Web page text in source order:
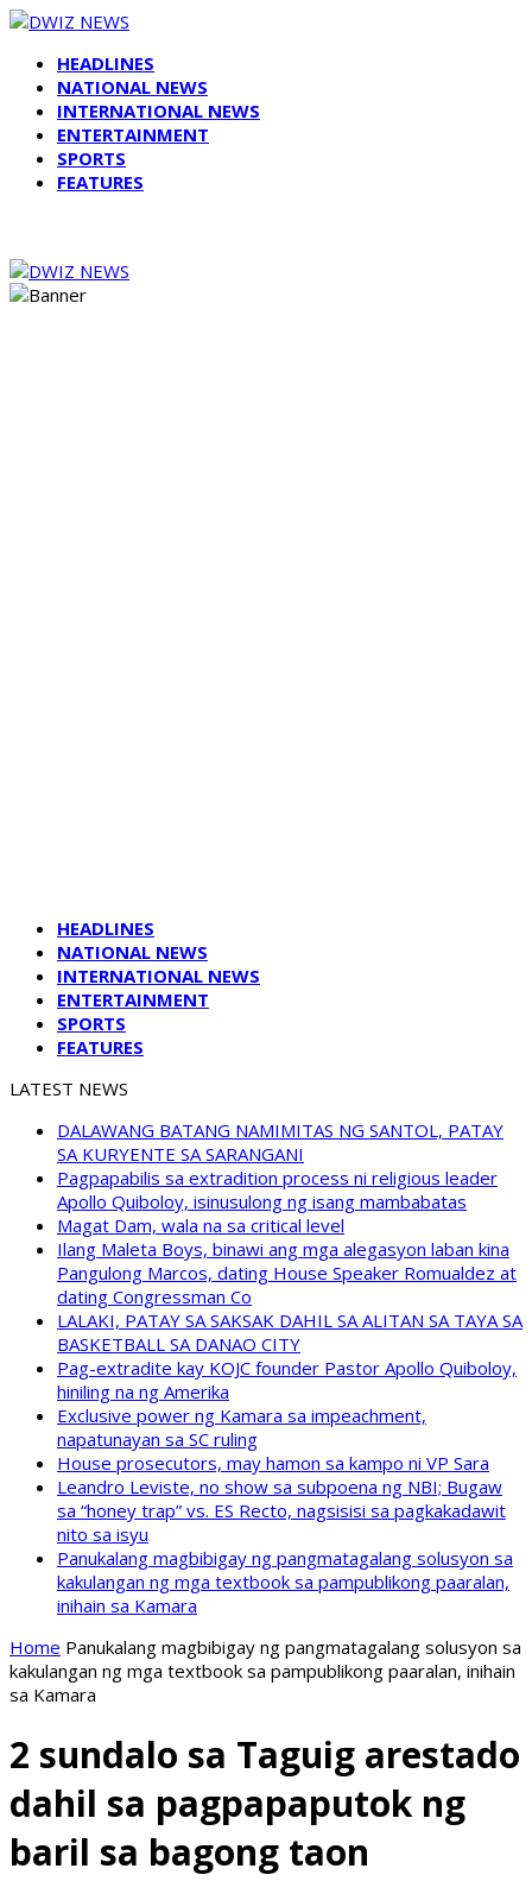
HEADLINES
NATIONAL NEWS
INTERNATIONAL NEWS
ENTERTAINMENT
SPORTS
FEATURES
HEADLINES
NATIONAL NEWS
INTERNATIONAL NEWS
ENTERTAINMENT
SPORTS
FEATURES
LATEST NEWS
DALAWANG BATANG NAMIMITAS NG SANTOL, PATAY
SA KURYENTE SA SARANGANI
Pagpapabilis sa extradition process ni religious leader
Apollo Quiboloy, isinusulong ng isang mambabatas
Magat Dam, wala na sa critical level
Ilang Maleta Boys, binawi ang mga alegasyon laban kina
Pangulong Marcos, dating House Speaker Romualdez at
dating Congressman Co
LALAKI, PATAY SA SAKSAK DAHIL SA ALITAN SA TAYA SA
BASKETBALL SA DANAO CITY
Pag-extradite kay KOJC founder Pastor Apollo Quiboloy,
hiniling na ng Amerika
Exclusive power ng Kamara sa impeachment,
napatunayan sa SC ruling
House prosecutors, may hamon sa kampo ni VP Sara
Leandro Leviste, no show sa subpoena ng NBI; Bugaw
sa “honey trap” vs. ES Recto, nagsisisi sa pagkakadawit
nito sa isyu
Panukalang magbibigay ng pangmatagalang solusyon sa
kakulangan ng mga textbook sa pampublikong paaralan,
inihain sa Kamara
Home Panukalang magbibigay ng pangmatagalang solusyon sa
kakulangan ng mga textbook sa pampublikong paaralan, inihain
sa Kamara
2 sundalo sa Taguig arestado
dahil sa pagpapaputok ng
baril sa bagong taon